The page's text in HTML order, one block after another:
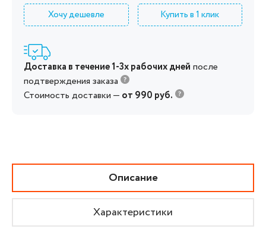
Хочу дешевле Купить в 1 клик
Доставка в течение 1-3х рабочих дней после
подтверждения заказа
Стоимость доставки — от 990 руб.
Описание
Характеристики